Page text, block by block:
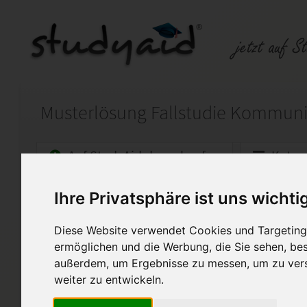
Ihre Privatsphäre ist uns
Diese Website verwendet Cookies und
ermöglichen und die Werbung, die Sie sehen,
außerdem, um Ergebnisse zu messen, um zu
weiter zu entwickeln.
Auf StudyAid.de verkaufen
Startseite Wirtschaft
für ILS/SGD
Hallo liebe Mitstudierende,
hier könnt ihr meine